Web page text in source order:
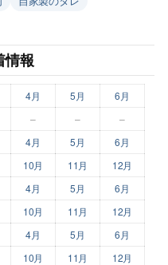
情報
4月 5月
6月
– – –
4月 5月
6月
10月 11月 12月
4月 5月
6月
10月 11月 12月
4月 5月
6月
10月 11月 12月